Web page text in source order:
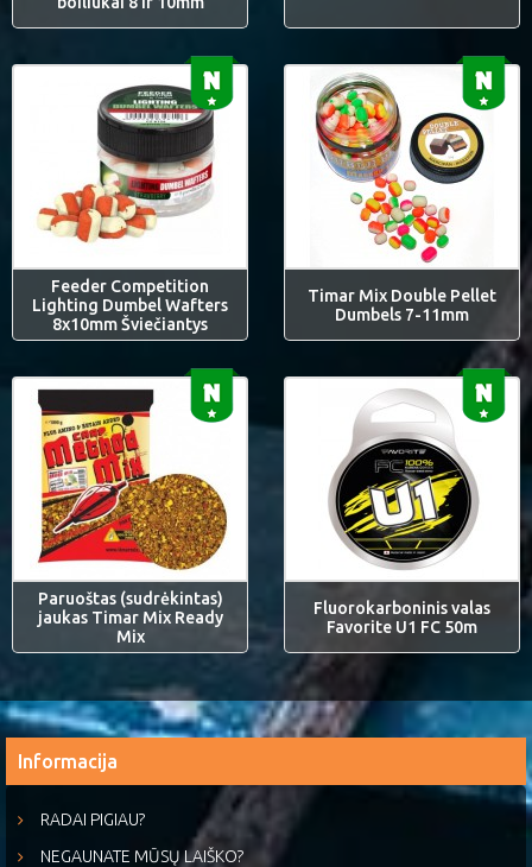
Feeder Competition
Lighting Dumbel Wafters
8x10mm Šviečiantys
Timar Mix Double Pellet
Dumbels 7-11mm
Paruoštas (sudrėkintas)
jaukas Timar Mix Ready
Mix
Fluorokarboninis valas
Favorite U1 FC 50m
Informacija
RADAI PIGIAU?
NEGAUNATE MŪSŲ LAIŠKO?